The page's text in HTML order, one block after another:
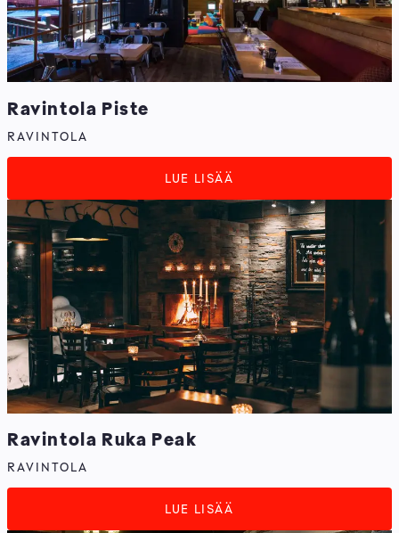
Ravintola Piste
RAVINTOLA
LUE LISÄÄ
Ravintola Ruka Peak
RAVINTOLA
LUE LISÄÄ